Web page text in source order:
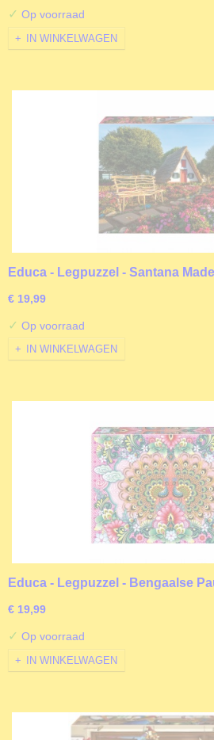
✓ Op voorraad
IN WINKELWAGEN
Educa - Legpuzzel - Santana
€ 19,99
✓ Op voorraad
IN WINKELWAGEN
Educa - Legpuzzel - Bengaalse
€ 19,99
✓ Op voorraad
IN WINKELWAGEN